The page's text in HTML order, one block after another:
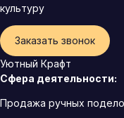
культуру
Заказать звонок
Уютный Крафт
Сфера деятельности:
Продажа ручных